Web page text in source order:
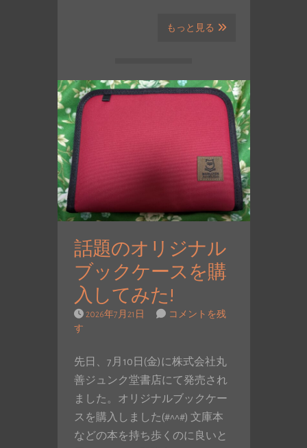
もっと見る
話題のオリジナル
ブックケースを購
入してみた!
2026年7月21日
コメントを残
す
先日、7月10日(金)に株式会社丸
善ジュンク堂書店にて発売され
ました。オリジナルブックケー
スを購入しました(#^^#) 文庫本
などの本を持ち歩くのに良いと